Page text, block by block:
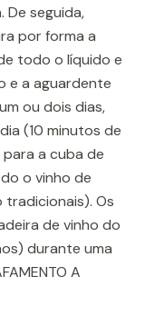
De seguida,
por forma a
todo o líquido e
e a aguardente
ou dois dias,
(10 minutos de
a cuba de
o vinho de
Os
de vinho do
durante uma
A